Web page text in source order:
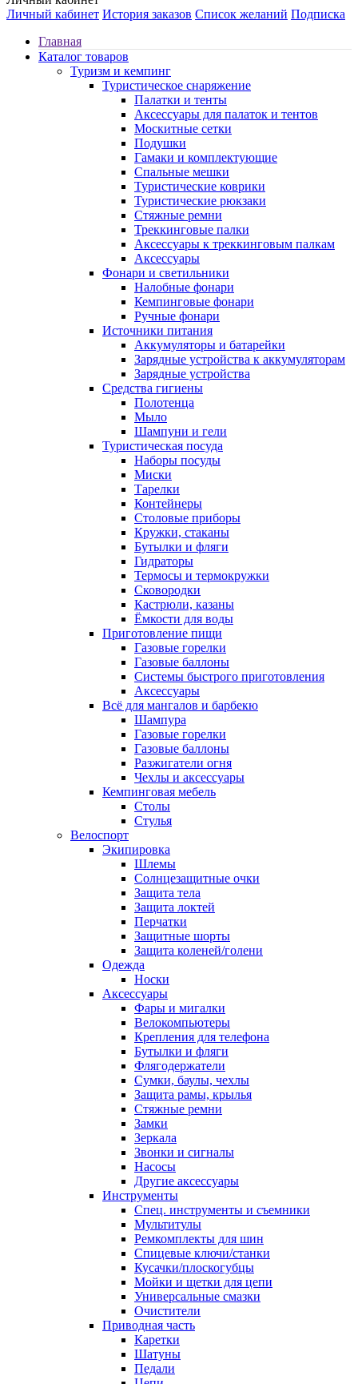
Личный кабинет История заказов Список желаний Подписка
Главная
Каталог товаров
Туризм и кемпинг
Туристическое снаряжение
Палатки и тенты
Аксессуары для палаток и тентов
Москитные сетки
Подушки
Гамаки и комплектующие
Спальные мешки
Туристические коврики
Туристические рюкзаки
Стяжные ремни
Треккинговые палки
Аксессуары к треккинговым палкам
Аксессуары
Фонари и светильники
Налобные фонари
Кемпинговые фонари
Ручные фонари
Источники питания
Аккумуляторы и батарейки
Зарядные устройства к аккумуляторам
Зарядные устройства
Средства гигиены
Полотенца
Мыло
Шампуни и гели
Туристическая посуда
Наборы посуды
Миски
Тарелки
Контейнеры
Столовые приборы
Кружки, стаканы
Бутылки и фляги
Гидраторы
Термосы и термокружки
Сковородки
Кастрюли, казаны
Ёмкости для воды
Приготовление пищи
Газовые горелки
Газовые баллоны
Системы быстрого приготовления
Аксессуары
Всё для мангалов и барбекю
Шампура
Газовые горелки
Газовые баллоны
Разжигатели огня
Чехлы и аксессуары
Кемпинговая мебель
Столы
Стулья
Велоспорт
Экипировка
Шлемы
Солнцезащитные очки
Защита тела
Защита локтей
Перчатки
Защитные шорты
Защита коленей/голени
Одежда
Носки
Аксессуары
Фары и мигалки
Велокомпьютеры
Крепления для телефона
Бутылки и фляги
Флягодержатели
Сумки, баулы, чехлы
Защита рамы, крылья
Стяжные ремни
Замки
Зеркала
Звонки и сигналы
Насосы
Другие аксессуары
Инструменты
Спец. инструменты и съемники
Мультитулы
Ремкомплекты для шин
Спицевые ключи/станки
Кусачки/плоскогубцы
Мойки и щетки для цепи
Универсальные смазки
Очистители
Приводная часть
Каретки
Шатуны
Педали